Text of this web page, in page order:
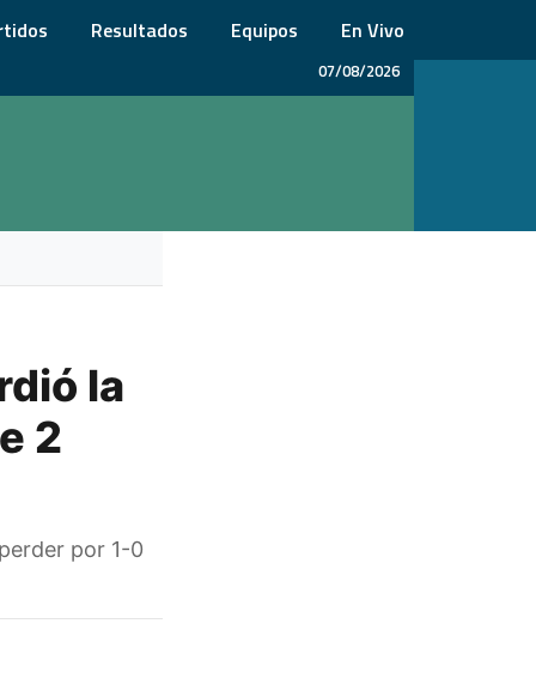
Resultados Equipos En Vivo
07/08/2026
la
2
por 1-0